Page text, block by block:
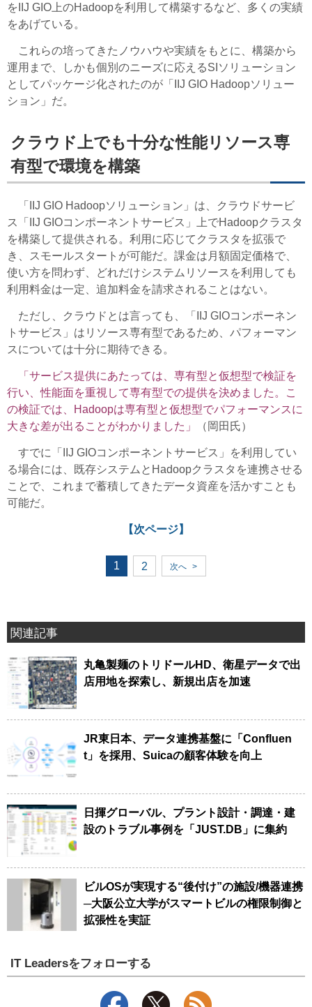
をIIJ GIO上のHadoopを利用して構築するなど、多くの実績
をあげている。
これらの培ってきたノウハウや実績をもとに、構築から
運用まで、しかも個別のニーズに応えるSIソリューション
としてパッケージ化されたのが「IIJ GIO Hadoopソリュー
ション」だ。
クラウド上でも十分な性能リソース専
有型で環境を構築
「IIJ GIO Hadoopソリューション」は、クラウドサービ
ス「IIJ GIOコンポーネントサービス」上でHadoopクラスタ
を構築して提供される。利用に応じてクラスタを拡張で
き、スモールスタートが可能だ。課金は月額固定価格で、
使い方を問わず、どれだけシステムリソースを利用しても
利用料金は一定、追加料金を請求されることはない。
ただし、クラウドとは言っても、「IIJ GIOコンポーネン
トサービス」はリソース専有型であるため、パフォーマン
スについては十分に期待できる。
「サービス提供にあたっては、専有型と仮想型で検証を
行い、性能面を重視して専有型での提供を決めました。こ
の検証では、Hadoopは専有型と仮想型でパフォーマンスに
大きな差が出ることがわかりました」
（岡田氏）
すでに「IIJ GIOコンポーネントサービス」を利用してい
る場合には、既存システムとHadoopクラスタを連携させる
ことで、これまで蓄積してきたデータ資産を活かすことも
可能だ。
【次ページ】
1 2 次へ >
関連記事
丸亀製麺のトリドールHD、衛星データで出
店用地を探索し、新規出店を加速
JR東日本、データ連携基盤に「Confluen
t」を採用、Suicaの顧客体験を向上
日揮グローバル、プラント設計・調達・建
設のトラブル事例を「JUST.DB」に集約
ビルOSが実現する“後付け”の施設/機器連携
─大阪公立大学がスマートビルの権限制御と
拡張性を実証
IT Leadersをフォローする